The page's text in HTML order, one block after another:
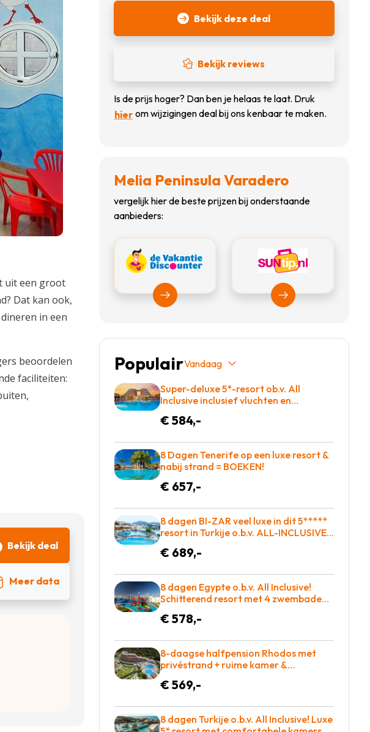
uit een groot
Dat kan ook,
in een
beoordelen
faciliteiten:
Bekijk deal
Meer data
Bekijk deze deal
Bekijk reviews
Is de prijs hoger? Dan ben je helaas te laat. Druk
hier om wijzigingen deal bij ons kenbaar te maken.
Melia Peninsula Varadero
vergelijk hier de beste prijzen bij onderstaande
aanbieders:
Bekijk Vakantiediscounter Bekijk Suntip
PopulairVandaag
Super-deluxe 5*-resort ob.v. All
Inclusive inclusief vluchten en
€ 584,-
8 Dagen Tenerife op een luxe resort &
nabij strand = BOEKEN!
€ 657,-
8 dagen BI-ZAR veel luxe in dit 5*****
resort in Turkije o.b.v. ALL-INCLUSIVE =
€ 689,-
8 dagen Egypte o.b.v. All Inclusive!
Schitterend resort met 4 zwembaden,
€578 p.p. = GENIETEN
€ 578,-
8-daagse halfpension Rhodos met
privéstrand + ruime kamer &
uitgebreid wellnesscenter vakantie
naar Griekenland voor €569!
€ 569,-
8 dagen Turkije o.b.v. All Inclusive! Luxe